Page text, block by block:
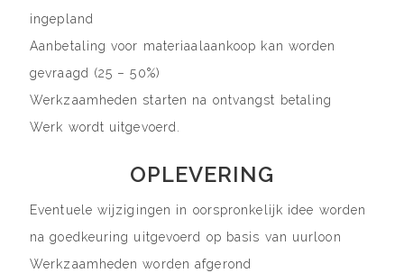
ingepland
Aanbetaling voor materiaalaankoop kan worden
gevraagd (25 – 50%)
Werkzaamheden starten na ontvangst betaling
Werk wordt uitgevoerd.
OPLEVERING
Eventuele wijzigingen in oorspronkelijk idee worden
na goedkeuring uitgevoerd op basis van uurloon
Werkzaamheden worden afgerond